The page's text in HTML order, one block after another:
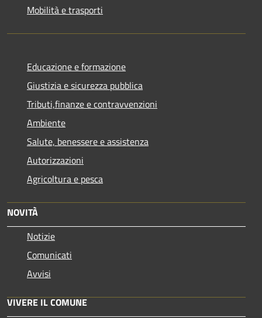
Mobilità e trasporti
Educazione e formazione
Giustizia e sicurezza pubblica
Tributi,finanze e contravvenzioni
Ambiente
Salute, benessere e assistenza
Autorizzazioni
Agricoltura e pesca
NOVITÀ
Notizie
Comunicati
Avvisi
VIVERE IL COMUNE